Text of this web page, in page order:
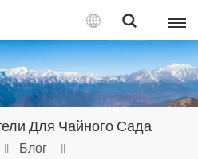
Для Чайного Сада
Блог